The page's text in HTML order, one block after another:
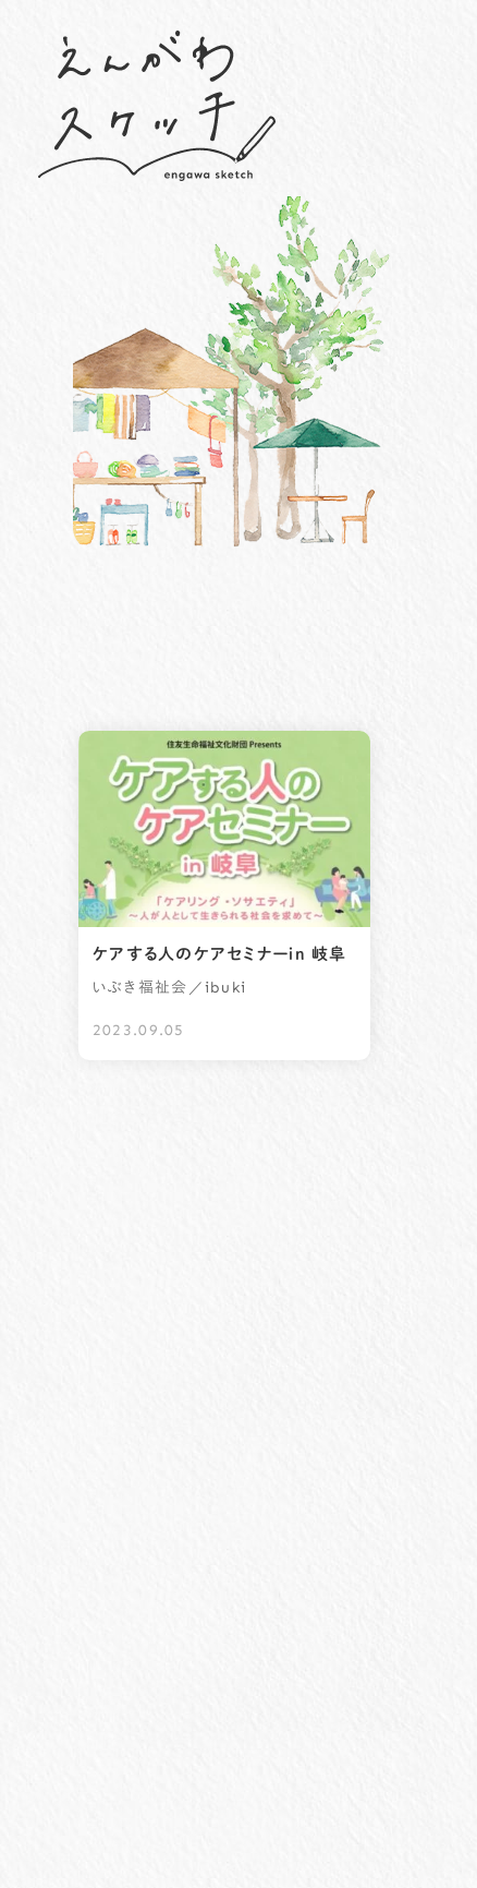
ケアする人のケアセミナーin 岐阜
いぶき福祉会 ／ibuki
2023.09.05